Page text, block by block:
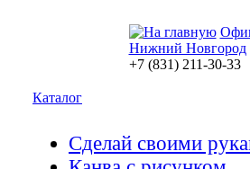
Нижний Новгород
+7 (831) 211-30-33
Каталог
Сделай своими